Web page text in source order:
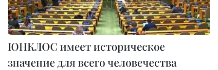
ЮНКЛОС имеет историческое
значение для всего человечества